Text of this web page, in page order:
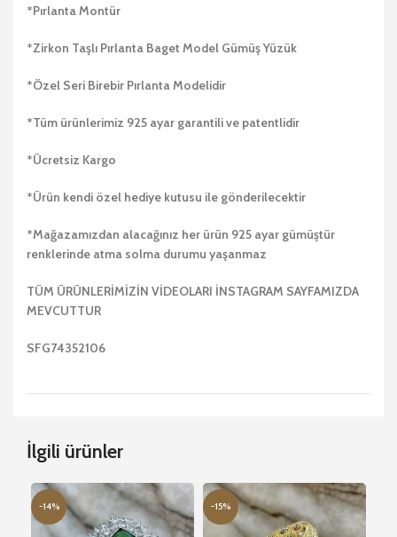
*Pırlanta Montür
*Zirkon Taşlı Pırlanta Baget Model Gümüş Yüzük
*Özel Seri Birebir Pırlanta Modelidir
*Tüm ürünlerimiz 925 ayar garantili ve patentlidir
*Ücretsiz Kargo
*Ürün kendi özel hediye kutusu ile gönderilecektir
*Mağazamızdan alacağınız her ürün 925 ayar gümüştür
renklerinde atma solma durumu yaşanmaz
TÜM ÜRÜNLERİMİZİN VİDEOLARI İNSTAGRAM SAYFAMIZDA
MEVCUTTUR
SFG74352106
İlgili ürünler
-14% -15%